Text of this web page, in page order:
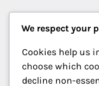
We respect your
Cookies help us
choose which
decline non-